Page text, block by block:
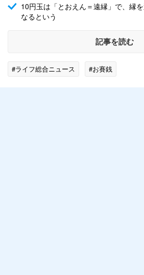
10円玉は「とおえん＝遠縁」で、縁
なるという
記事を読む
#ライフ総合ニュース #お賽銭